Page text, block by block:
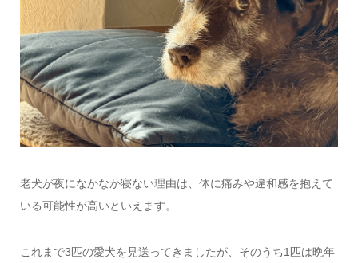
老犬が夜になかなか寝ない理由は、体に痛みや違和感を抱えて
いる可能性が高いといえます。
これまで3匹の愛犬を見送ってきましたが、そのうち1匹は晩年